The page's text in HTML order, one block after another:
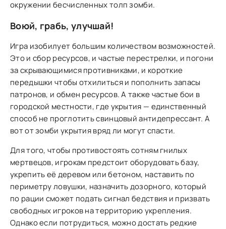
окружении бесчисленных толп зомби.
Воюй, грабь, улучшай!
Игра изобилует большим количеством возможностей.
Это и сбор ресурсов, и частые перестрелки, и погони
за скрывающимися противниками, и короткие
передышки чтобы отхилиться и пополнить запасы
патронов, и обмен ресурсов. А также частые бои в
городской местности, где укрытия — единственный
способ не проглотить свинцовый антидепрессант. А
вот от зомби укрытия вряд ли могут спасти.
Для того, чтобы противостоять сотням гнилых
мертвецов, игрокам предстоит оборудовать базу,
укрепить её деревом или бетоном, наставить по
периметру ловушки, назначить дозорного, который
по рации сможет подать сигнал бедствия и призвать
свободных игроков на территорию укрепления.
Однако если потрудиться, можно достать редкие